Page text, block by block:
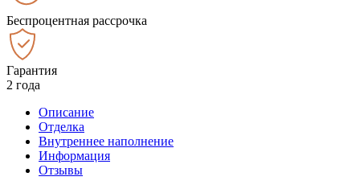
Беспроцентная рассрочка
Гарантия
2 года
Описание
Отделка
Внутреннее наполнение
Информация
Отзывы